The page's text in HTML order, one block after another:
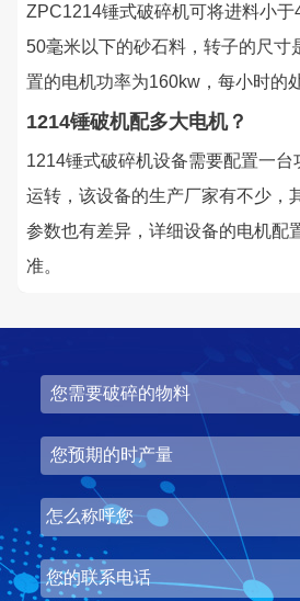
ZPC1214锤式破碎机可将进料小
50毫米以下的砂石料，转子的尺寸
置的电机功率为160kw，每小时的
1214锤破机配多大电机？
1214锤式破碎机设备需要配置一
运转，该设备的生产厂家有不少，
参数也有差异，详细设备的电机配
准。
湖北省中昇东浩荆门建材时产
项目坐标